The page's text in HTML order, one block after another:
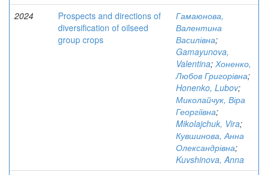
2024
Prospects and directions of
diversification of oilseed
group crops
Гамаюнова,
Валентина
Василівна;
Gamayunova,
Valentina; Хоненко,
Любов Григорівна;
Honenko, Lubov;
Миколайчук, Віра
Георгіївна;
Mikolajchuk, Vira;
Кувшинова, Анна
Олександрівна;
Kuvshinova, Anna